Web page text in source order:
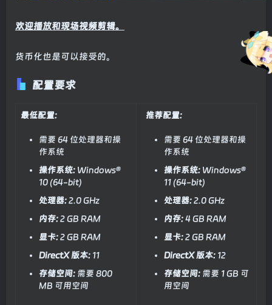
欢迎播放和现场视频剪辑。
货币化也是可以接受的。
配置要求
最低配置:
需要 64 位处理器和操
作系统
操作系统: Windows®
10 (64-bit)
处理器:2.0 GHz
内存:2 GB RAM
显卡:2 GB RAM
DirectX 版本: 11
存储空间: 需要 800
MB 可用空间
推荐配置:
需要 64 位处理器和操
作系统
操作系统: Windows®
11 (64-bit)
处理器:2.0 GHz
内存:4 GB RAM
显卡:2 GB RAM
DirectX 版本: 12
存储空间: 需要 1 GB 可
用空间